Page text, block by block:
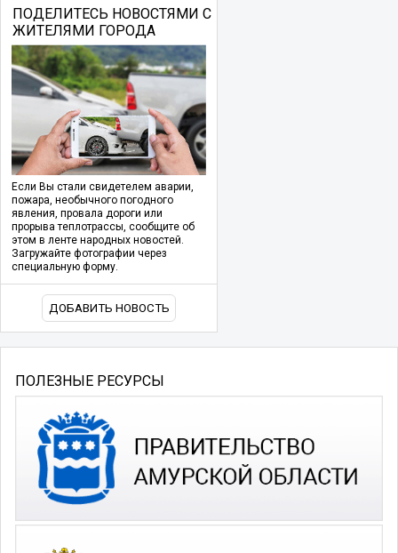
ПОДЕЛИТЕСЬ НОВОСТЯМИ С
ЖИТЕЛЯМИ ГОРОДА
Если Вы стали свидетелем аварии,
пожара, необычного погодного
явления, провала дороги или
прорыва теплотрассы, сообщите об
этом в ленте народных новостей.
Загружайте фотографии через
специальную форму.
ДОБАВИТЬ НОВОСТЬ
ПОЛЕЗНЫЕ РЕСУРСЫ